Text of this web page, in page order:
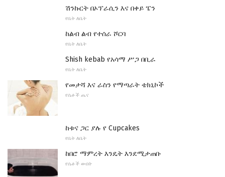
ሽንኩርት በኦፕራሲን እና በቀይ ፔን
የቤት ለቤት
ከልብ ልብ የተሰራ ሾርባ
የቤት ለቤት
Shish kebab የአሳማ ሥጋ በቢራ
የቤት ለቤት
የመታሻ እና ራስን የማጣራት ቴክኒኮች
የሴቶች ጤና
ከቱና ጋር ያሉ የ Cupcakes
የቤት ለቤት
ከበሮ ማምረት እንዴት እንደሚታጠቡ
የሴቶች ውበት